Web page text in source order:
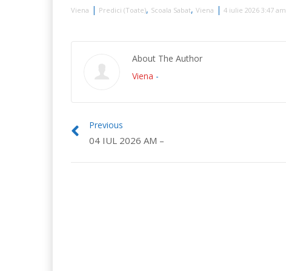
Viena | Predici (Toate), Scoala Sabat, Viena | 4 iulie 2026 3:47 am
About The Author
Viena -
Previous
04 IUL 2026 AM –